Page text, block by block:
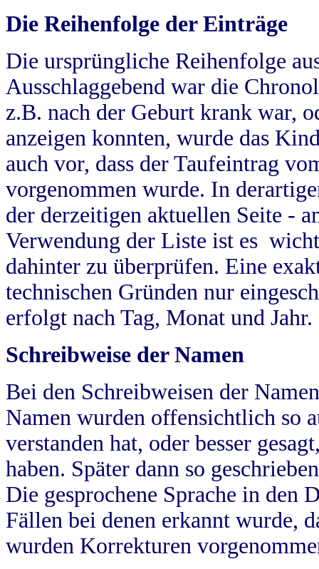
Die Reihenfolge der Einträge
Die ursprüngliche Reihenfolge
Ausschlaggebend war die
z.B. nach der Geburt krank war,
anzeigen konnten, wurde das
auch vor, dass der Taufeintrag
vorgenommen wurde. In
der derzeitigen aktuellen Seite -
Verwendung der Liste ist es
dahinter zu überprüfen. Eine
technischen Gründen nur
erfolgt nach Tag, Monat und Jahr.
Schreibweise der Namen
Bei den Schreibweisen der
Namen wurden offensichtlich so
verstanden hat, oder besser
haben. Später dann so
Die gesprochene Sprache in
Fällen bei denen erkannt wurde,
wurden Korrekturen